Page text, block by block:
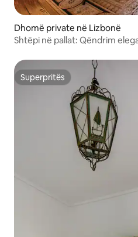
Dhomë private në Lizbonë
Shtëpi në pallat: Qëndrim
Superpritës
Superpritës